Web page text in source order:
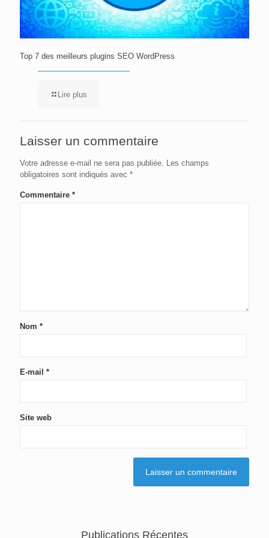
Top 7 des meilleurs plugins SEO WordPress
Lire plus
Laisser un commentaire
Votre adresse e-mail ne sera pas publiée. Les champs
obligatoires sont indiqués avec *
Commentaire *
Nom *
E-mail *
Site web
Publications Récentes